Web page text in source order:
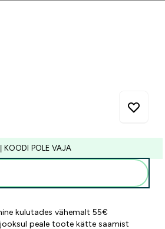
| KOODI POLE VAJA
kulutades vähemalt 55€
peale toote kätte saamist